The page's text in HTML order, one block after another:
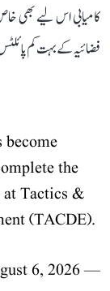
فضائیہ کے بہت کم
become
the
at Tactics &
(TACDE).
— IADN (@NewsIADN)
6, 2026